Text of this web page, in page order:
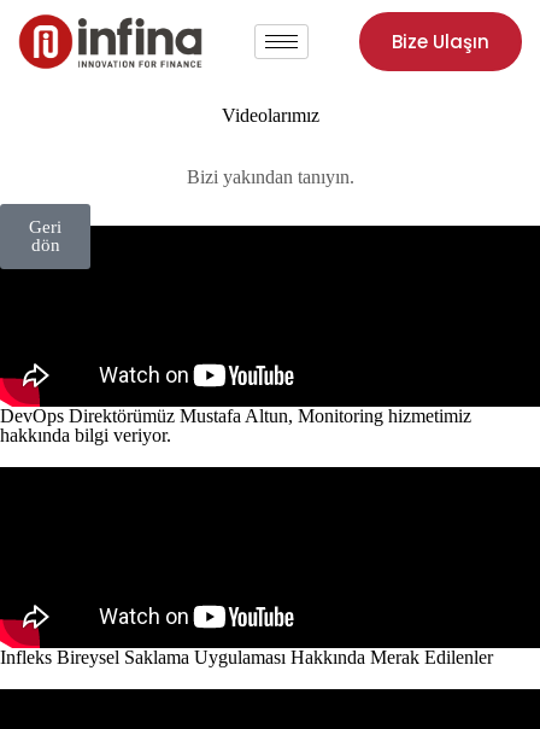
Bize Ulaşın
Videolarımız
Bizi yakından tanıyın.
Geri
dön
DevOps Direktörümüz Mustafa Altun, Monitoring hizmetimiz
hakkında bilgi veriyor.
Infleks Bireysel Saklama Uygulaması Hakkında Merak Edilenler